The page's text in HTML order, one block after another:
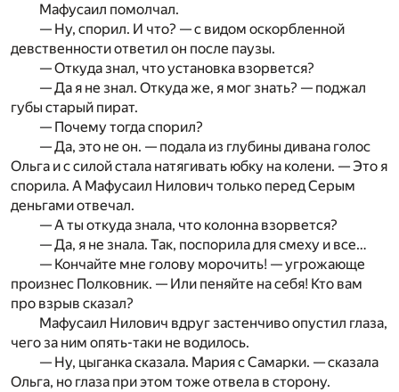
Мафусаил помолчал.
— Ну, спорил. И что? — с видом оскорбленной
девственности ответил он после паузы.
— Откуда знал, что установка взорвется?
— Да я не знал. Откуда же, я мог знать? — поджал
губы старый пират.
— Почему тогда спорил?
— Да, это не он. — подала из глубины дивана голос
Ольга и с силой стала натягивать юбку на колени. — Это я
спорила. А Мафусаил Нилович только перед Серым
деньгами отвечал.
— А ты откуда знала, что колонна взорвется?
— Да, я не знала. Так, поспорила для смеху и все…
— Кончайте мне голову морочить! — угрожающе
произнес Полковник. — Или пеняйте на себя! Кто вам
про взрыв сказал?
Мафусаил Нилович вдруг застенчиво опустил глаза,
чего за ним опять-таки не водилось.
— Ну, цыганка сказала. Мария с Самарки. — сказала
Ольга, но глаза при этом тоже отвела в сторону.